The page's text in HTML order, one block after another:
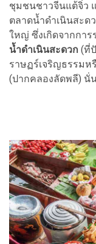
ชุมชนชาวจีนแต้จิ๋ว
ตลาดน้ำดำเนินสะ
ใหญ่ ซึ่งเกิดจากกา
น้ำดำเนินสะดวก (ที่
ราษฏร์เจริญธรรมห
(ปากคลองลัดพลี) นั่น